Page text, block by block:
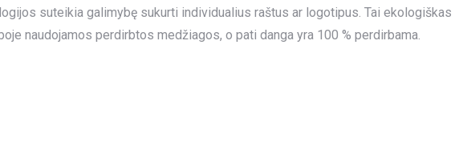
suteikia galimybę sukurti individualius raštus ar logotipus. Tai ekologiškas
naudojamos perdirbtos medžiagos, o pati danga yra 100 % perdirbama.